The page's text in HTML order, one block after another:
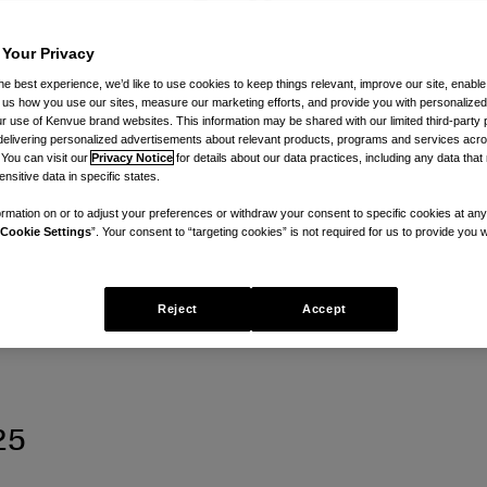
und
„Kenvue Pharmacist
Privacy
best experience, we’d like to use cookies to keep things relevant, improve our site,
how you use our sites, measure our marketing efforts, and provide you with
use of Kenvue brand websites. This information may be shared with our limited third-party
personalized advertisements about relevant products, programs and services
can visit our Privacy Notice for details about our data practices, including any data that
data in specific states.
on or to adjust your preferences or withdraw your consent to specific cookies at
Settings”. Your consent to “targeting cookies” is not required for us to provide you
Reject Accept